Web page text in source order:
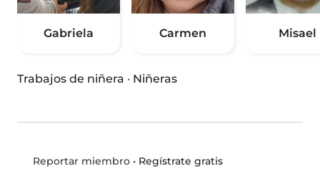
Gabriela Carmen Misael
Trabajos de niñera · Niñeras
Reportar miembro• Regístrate gratis